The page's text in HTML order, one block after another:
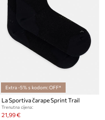
Extra -5% s kodom: OFF*
La Sportiva čarape Sprint Trail
Trenutna cijena:
21,99 €